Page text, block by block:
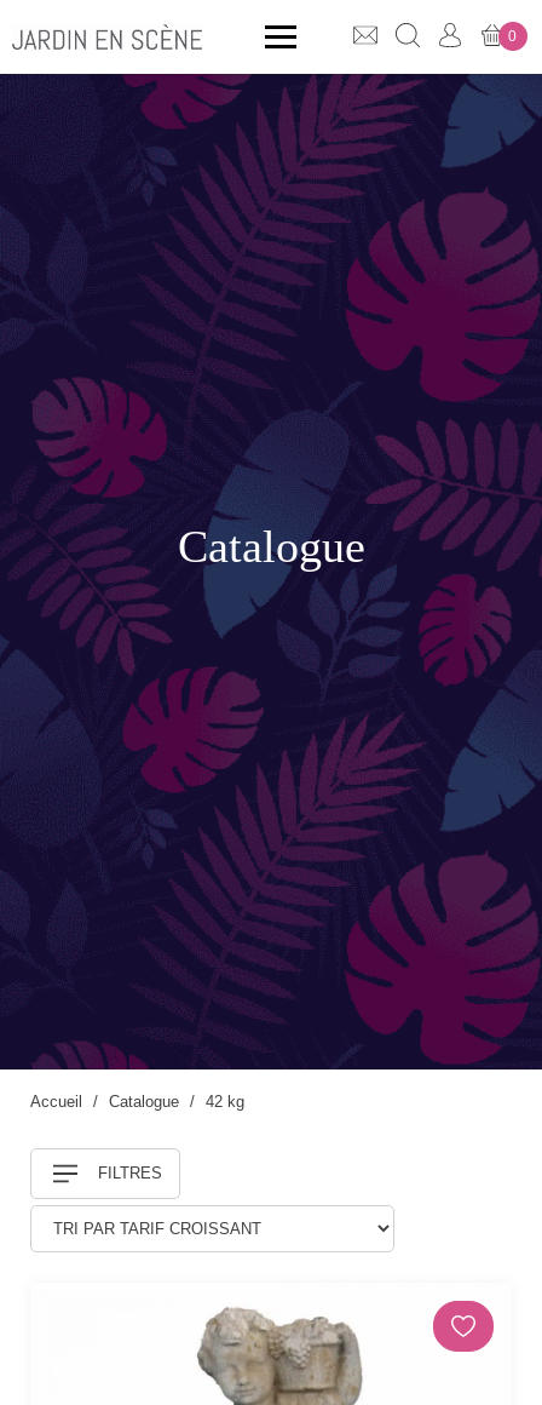
CLICK & COLLECT
MOBILIER OUTDOOR
Bancs
Rangements
ACCESSOIRES
Accessoires de jardinage
Boites aux lettres
Enceintes extérieures
BACS ET JARDINIÈRES
Jarres / Vases
Potager
Pots / Bacs
Pots XXL
CÔTÉ EAU
Douches
DÉCORATIONS ET STATUES
Statues personnages
0
QUE CHERCHEZ-VOUS ?
Catalogue
FILTRES
Accueil Catalogue 42 kg